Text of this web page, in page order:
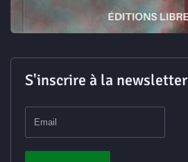
S'inscrire à la newsletter